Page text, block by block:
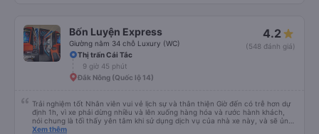
Bốn Luyện Express
Giường nằm 34 chỗ Luxury (WC)
4.2
(548 đánh giá)
Thị trấn Cái Tắc
9 giờ 45 phút
Đắk Nông (Quốc lộ 14)
Trải nghiệm tốt Nhân viên vui vẻ lịch sự và thân thiện Giờ đến có trễ hơn dự
định 1h, vì xe phải dừng nhiều và lên xuống hàng hóa và rước hành khách,
nói chung là tối thấy yên tâm khi sử dụng dịch vụ của nhà xe này, và sẽ ủng
hộ và giới thiệu cho người thân sử dụng dịch vụ của nhà xe này
Xem thêm